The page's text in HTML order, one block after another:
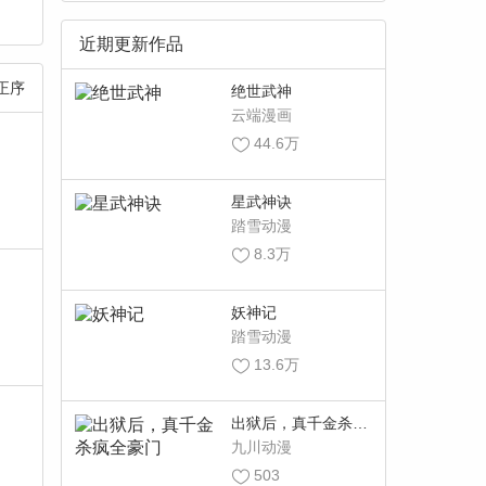
序
近期更新作品
绝世武神
云端漫画
44.6万
星武神诀
踏雪动漫
8.3万
妖神记
踏雪动漫
13.6万
出狱后，真千金杀疯
全豪门
九川动漫
503